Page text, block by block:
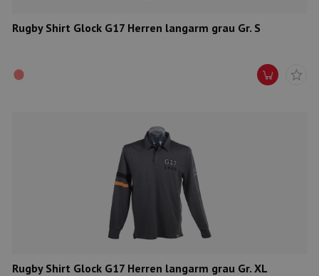
Rugby Shirt Glock G17 Herren langarm grau Gr. S
Rugby Shirt Glock G17 Herren langarm grau Gr. XL